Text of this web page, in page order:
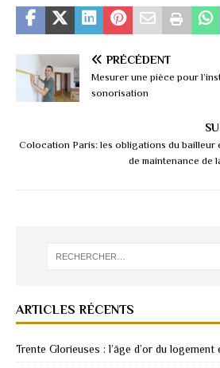
PRÉCÉDENT
Mesurer une pièce pour
sonorisation
Colocation Paris: les obligations du bailleur
de maintenance de
ARTICLES RÉCENTS
Trente Glorieuses : l’âge d’or du logement